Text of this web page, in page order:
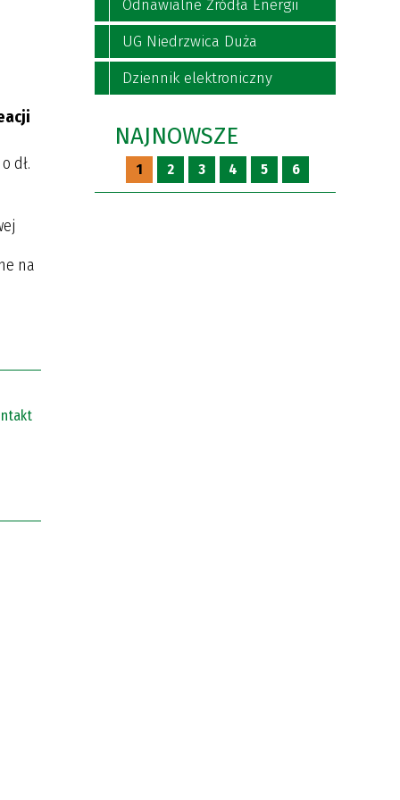
dł.
na
Odnawialne Źródła Energii
UG Niedrzwica Duża
Dziennik elektroniczny
NAJNOWSZE
1 2 3 4 5 6